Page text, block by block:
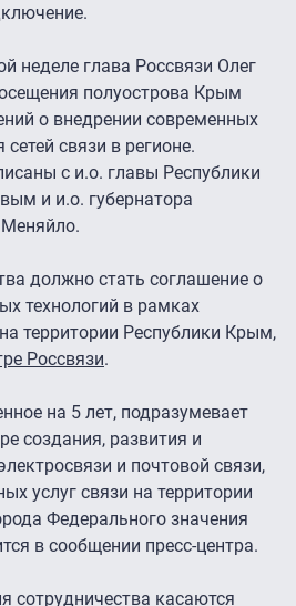
неделе глава Россвязи Олег
полуострова Крым
о внедрении современных
связи в регионе.
с и.о. главы Республики
и и.о. губернатора
должно стать соглашение о
технологий в рамках
территории Республики Крым,
Россвязи.
на 5 лет, подразумевает
создания, развития и
и почтовой связи,
услуг связи на территории
Федерального значения
в сообщении пресс-центра.
сотрудничества касаются